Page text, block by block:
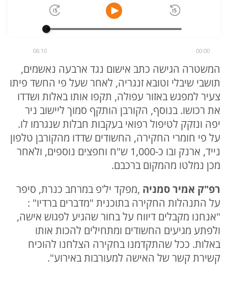
00:00
06:10
המשטרה הגישה כתב אישום נגד ארבעה נאשמים,
תושבי שיבלי וטובא זנגריה, לאחר שעל פי החשד פיתו
צעיר למפגש באזור עפולה, תקפו אותו באלות ושדדו
את רכושו. בנוסף, הקורבן הותקף סמוך ליישוב ניר
יפה ונזקק לטיפול רפואי בעקבות חבלות שנגרמו לו.
על פי חומרי החקירה, החשודים שדדו מהקורבן טלפון
נייד, ארנק ובו כ-1,000 ש"ח וחפצים נוספים, ולאחר
מכן נמלטו מהמקום ברכבם.
רפ"ק אמיר סמניה ,מפקד יל'פ במרחב כנרת, סיפר
על התנהלות החקירה בתוכנית "מדברים ברדיו" :
"אנחנו מקבלים דיווח על בחור שהגיע לפגוש אישה,
ולפתע מגיעים החשודים ומתחילים להכות אותו
באלות. ככל שהתקדמנו בחקירה הצלחנו להוכיח
קשירת קשר של האישה למעורבות באירוע".